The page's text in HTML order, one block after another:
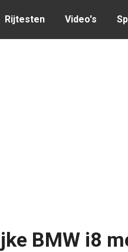
Rijtesten Video's
BMW i8